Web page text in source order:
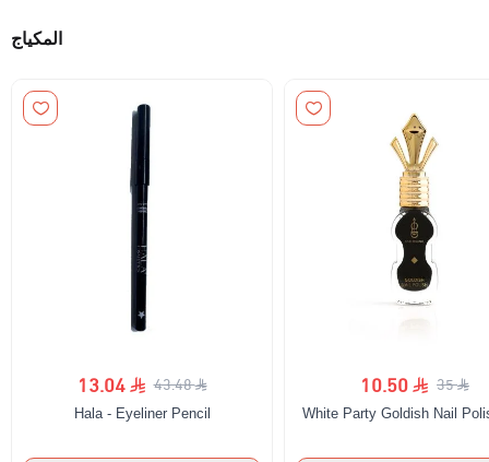
المكياج
13.04 43.48
Hala - Eyeliner Pencil
10.50 35
White Party Goldish Nail